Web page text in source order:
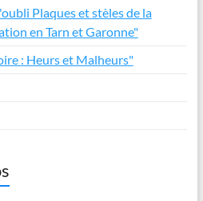
Plaques et stèles de la
en Tarn et Garonne"
: Heurs et Malheurs"